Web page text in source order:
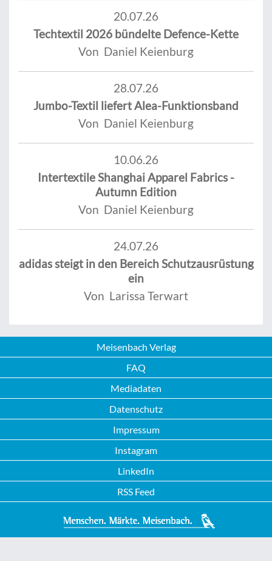
20.07.26
Techtextil 2026 bündelte Defence-Kette
Von Daniel Keienburg
28.07.26
Jumbo-Textil liefert Alea-Funktionsband
Von Daniel Keienburg
10.06.26
Intertextile Shanghai Apparel Fabrics -
Autumn Edition
Von Daniel Keienburg
24.07.26
adidas steigt in den Bereich Schutzausrüstung
ein
Von Larissa Terwart
Meisenbach Verlag
FAQ
Mediadaten
Datenschutz
Impressum
Instagram
LinkedIn
RSS Feed